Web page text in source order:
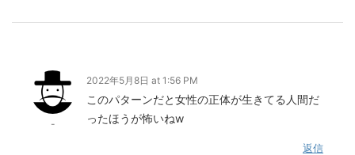
-
2022年5月8日 at 1:56 PM
このパターンだと女性の正体が生きてる人間だ
ったほうが怖いねw
返信